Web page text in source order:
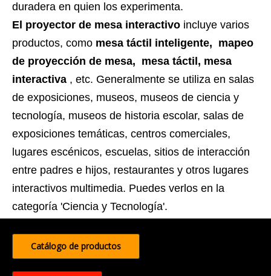
duradera en quien los experimenta.
El proyector de mesa interactivo incluye varios
productos, como mesa táctil inteligente, mapeo
de proyección de mesa, mesa táctil, mesa
interactiva , etc. Generalmente se utiliza en salas
de exposiciones, museos, museos de ciencia y
tecnología, museos de historia escolar, salas de
exposiciones temáticas, centros comerciales,
lugares escénicos, escuelas, sitios de interacción
entre padres e hijos, restaurantes y otros lugares
interactivos multimedia. Puedes verlos en la
categoría 'Ciencia y Tecnología'.
Catálogo de productos